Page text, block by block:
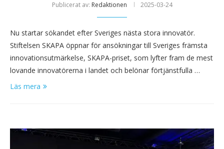
Publicerat av: Redaktionen 2025-03-24
Nu startar sökandet efter Sveriges nästa stora innovatör.
Stiftelsen SKAPA öppnar för ansökningar till Sveriges främsta
innovationsutmärkelse, SKAPA-priset, som lyfter fram de mest
lovande innovatörerna i landet och belönar förtjänstfulla …
Läs mera